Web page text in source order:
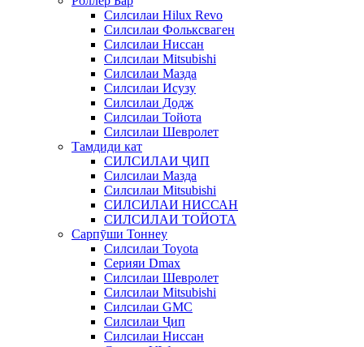
Силсилаи Hilux Revo
Силсилаи Фольксваген
Силсилаи Ниссан
Силсилаи Mitsubishi
Силсилаи Мазда
Силсилаи Исузу
Силсилаи Додж
Силсилаи Тойота
Силсилаи Шевролет
Тамдиди кат
СИЛСИЛАИ ҶИП
Силсилаи Мазда
Силсилаи Mitsubishi
СИЛСИЛАИ НИССАН
СИЛСИЛАИ ТОЙОТА
Сарпӯши Тоннеу
Силсилаи Toyota
Серияи Dmax
Силсилаи Шевролет
Силсилаи Mitsubishi
Силсилаи GMC
Силсилаи Ҷип
Силсилаи Ниссан